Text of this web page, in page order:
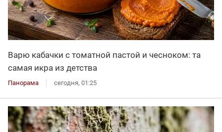
Варю кабачки с томатной пастой и чесноком: та
самая икра из детства
Панорама сегодня, 01:25